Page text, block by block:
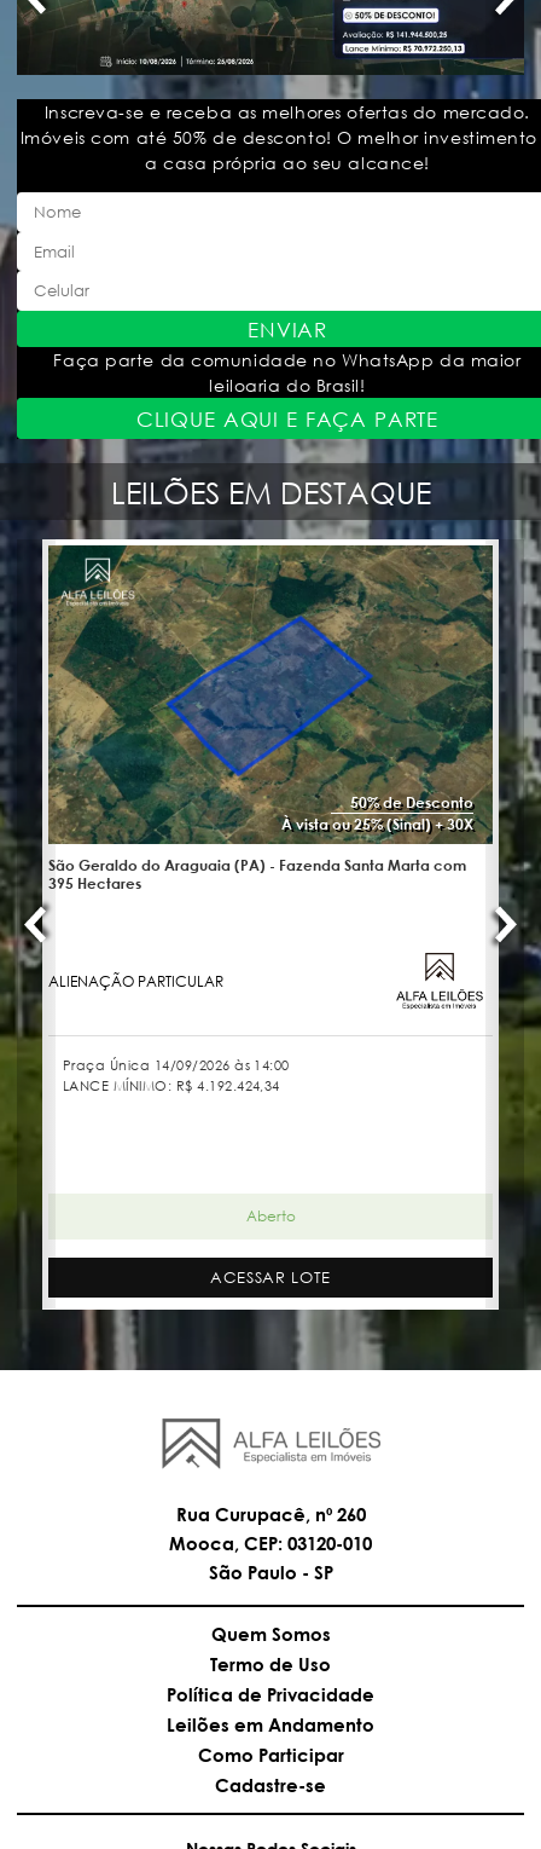
Inscreva-se e receba as melhores ofertas do mercado.
Imóveis com até 50% de desconto! O melhor
a casa própria ao seu alcance!
ENVIAR
Faça parte da comunidade no WhatsApp da maior
leiloaria do Brasil!
CLIQUE AQUI E FAÇA PARTE
LEILÕES EM DESTAQUE
50% de Desconto
À vista ou 25% (Sinal) + 30X
São Geraldo do Araguaia (PA) - Fazenda Santa Marta com
395 Hectares
ALIENAÇÃO PARTICULAR
Praça Única 14/09/2026 às 14:00
LANCE MÍNIMO: R$ 4.192.424,34
Aberto
ACESSAR LOTE
Rua Curupacê, nº 260
Mooca, CEP: 03120-010
São Paulo - SP
Quem Somos
Termo de Uso
Política de Privacidade
Leilões em Andamento
Como Participar
Cadastre-se